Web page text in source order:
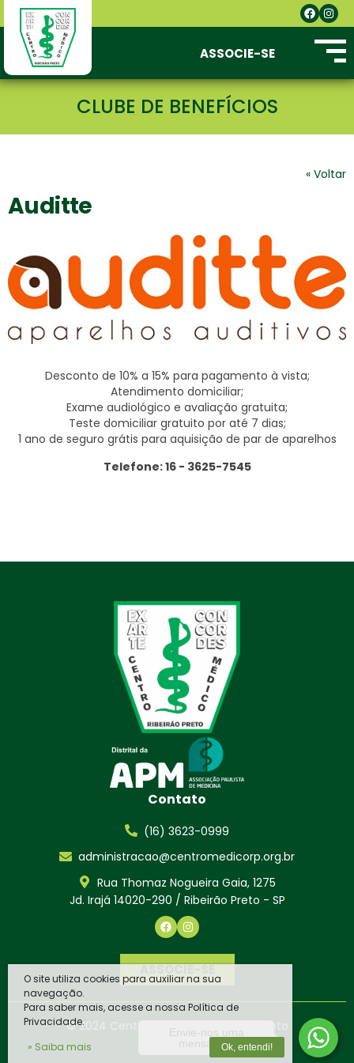
ASSOCIE-SE
CLUBE DE BENEFÍCIOS
« Voltar
Auditte
Desconto de 10% a 15% para pagamento à vista;
Atendimento domiciliar;
Exame audiológico e avaliação gratuita;
Teste domiciliar gratuito por até 7 dias;
1 ano de seguro grátis para aquisição de par de aparelhos
Telefone: 16 - 3625-7545
Contato
(16) 3623-0999
administracao@centromedicorp.org.br
Rua Thomaz Nogueira Gaia, 1275
Jd. Irajá 14020-290 / Ribeirão Preto - SP
ASSOCIE-SE
© 2024 Centro Médico de Ribeirão Preto
Envie-nos uma
mensagem
O site utiliza cookies para auxiliar na sua
navegação.
Para saber mais, acesse a nossa Política de
Privacidade.
» Saiba mais
Ok, entendi!